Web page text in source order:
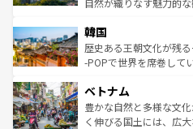
ワイを、存分に味わってほしい。 なお、新
はコンテンツ一覧を参
いる。アクティビティ
ビング、ハイキングな
い。オーストラリアの
参照してほしい。
自然が織りなす魅力的
ン）、静ひつな山岳地帯
と山間の静けさが共存
驚きをもたらしてくれ
容にもいいと評判のスイ
が味わえる。 な
照してほしい。
韓国
歴史ある王朝文化が残
-POPで世界を席巻して
き、地方に足を延ばせば
できる。そして、キム
まで、さまざまな韓国
ベトナム
豊かな自然と多様な文
く伸びる国土には、広